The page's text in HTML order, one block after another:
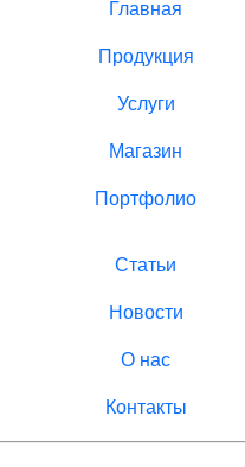
Главная
Продукция
Услуги
Магазин
Портфолио
Статьи
Новости
О нас
Контакты